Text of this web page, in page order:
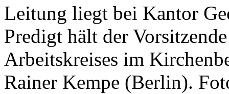
Leitung liegt bei Kantor
Predigt hält der
Arbeitskreises im
Rainer Kempe (Berlin).